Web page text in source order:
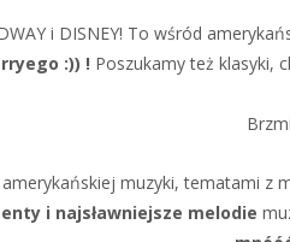
i DISNEY! To wśród
:)) ! Poszukamy też klasyki,
muzyki, tematami z
i najsławniejsze melodie